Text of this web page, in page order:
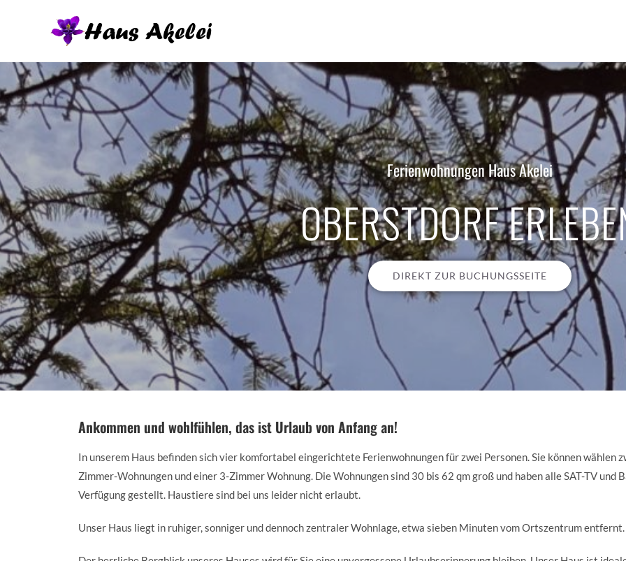
Ferienwohnungen Haus Akelei
OBERSTDORF
DIREKT ZUR BUCHUNGSSEITE
Ankommen und wohlfühlen, das ist Urlaub von Anfang an!
In unserem Haus befinden sich vier komfortabel eingerichtete Ferienwohnungen für zwei Personen. Sie können wählen
Zimmer-Wohnungen und einer 3-Zimmer Wohnung. Die Wohnungen sind 30 bis 62 qm groß und haben alle SAT-TV und
Verfügung gestellt. Haustiere sind bei uns leider nicht erlaubt.
Unser Haus liegt in ruhiger, sonniger und dennoch zentraler Wohnlage, etwa sieben Minuten vom Ortszentrum